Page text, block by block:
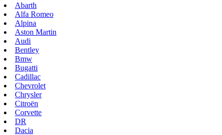
Abarth
Alfa Romeo
Alpina
Aston Martin
Audi
Bentley
Bmw
Bugatti
Cadillac
Chevrolet
Chrysler
Citroën
Corvette
DR
Dacia